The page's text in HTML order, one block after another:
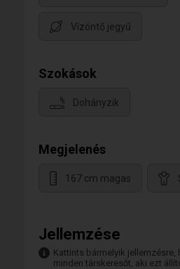
Vízöntő jegyű
Szokások
Dohányzik
Megjelenés
167 cm magas
Jellemzése
Kattints bármelyik jellemzésre,
minden társkeresőt, aki ezt